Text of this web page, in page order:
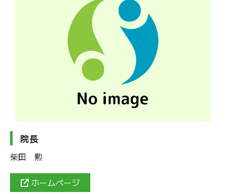
院長
柴田 勲
ホームページ